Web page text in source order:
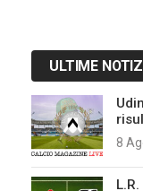
ULTIME
8